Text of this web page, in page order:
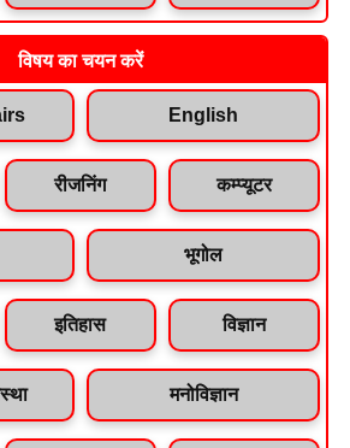
विषय का चयन करें
English
रीजनिंग कम्प्यूटर
भूगोल
इतिहास विज्ञान
मनोविज्ञान